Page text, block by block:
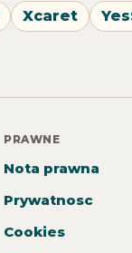
Xcaret
PRAWNE
Nota prawna
Prywatnosc
Cookies